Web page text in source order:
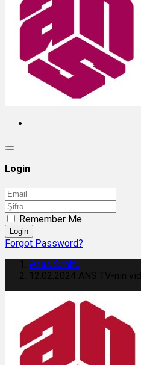
Login
Remember Me
Login
Forgot Password?
Əsas Səhifə
12.02.2024 ANS TV-nin